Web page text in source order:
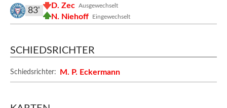
Ausgewechselt
D. Zec
Eingewechselt
N. Niehoff
83'
SCHIEDSRICHTER
Schiedsrichter: M. P. Eckermann